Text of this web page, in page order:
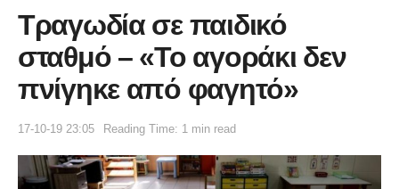
Τραγωδία σε παιδικό
σταθμό – «Το αγοράκι δεν
πνίγηκε από φαγητό»
17-10-19 23:05 Reading Time: 1 min read